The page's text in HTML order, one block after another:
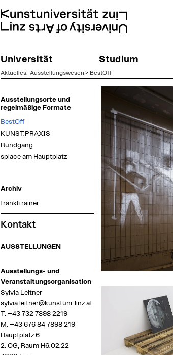
Universität Studium
Aktuelles: Ausstellungswesen > BestOff
Ausstellungsorte und
regelmäßige Formate
BestOff
KUNST.PRAXIS
Rundgang
splace am Hauptplatz
Archiv
frank&rainer
Kontakt
AUSSTELLUNGEN
Ausstellungs- und
Veranstaltungsorganisation
Sylvia Leitner
sylvia.leitner@kunstuni-linz.at
T: +43 732 7898 2219
M: +43 676 84 7898 219
Hauptplatz 6
2. OG, Raum H6.02.22